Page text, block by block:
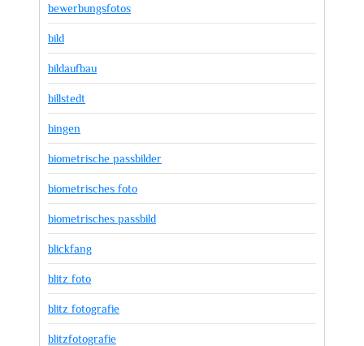
bewerbungsfotos
bild
bildaufbau
billstedt
bingen
biometrische passbilder
biometrisches foto
biometrisches passbild
blickfang
blitz foto
blitz fotografie
blitzfotografie